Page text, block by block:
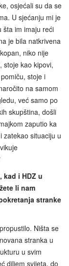
osjećali su da se
U sjećanju mi je
šta im imaju reći
je bila natkrivena
niko nije
stoje kao kipovi,
stoje i
na samom
već samo po
skupština, došli
zaputio ka
zatekao situaciju u
kad i HDZ u
li nam
stranke
Ništa se
stranka u
u svim
diljem svijeta, do